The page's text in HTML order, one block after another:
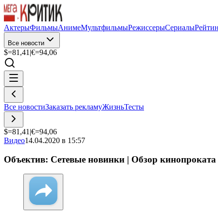
АктерыФильмыАнимеМультфильмыРежиссерыСериалы
Все новости
$=81,41 |€=94,06
Все новостиЗаказать рекламуЖизньТесты
$=81,41 |€=94,06
Видео14.04.2020 в 15:57
Объектив: Сетевые новинки | Обзор кинопроката